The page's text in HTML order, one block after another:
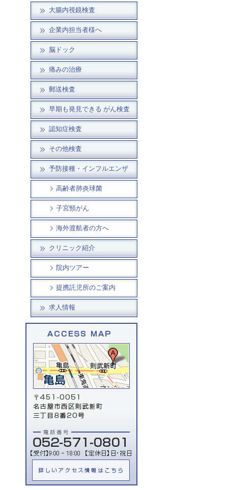
大腸内視鏡検査
企業内担当者様へ
脳ドック
痛みの治療
郵送検査
早期も発見できる がん検査
認知症検査
その他検査
予防接種・インフルエンザ
高齢者肺炎球菌
子宮頸がん
海外渡航者の方へ
クリニック紹介
院内ツアー
提携託児所のご案内
求人情報